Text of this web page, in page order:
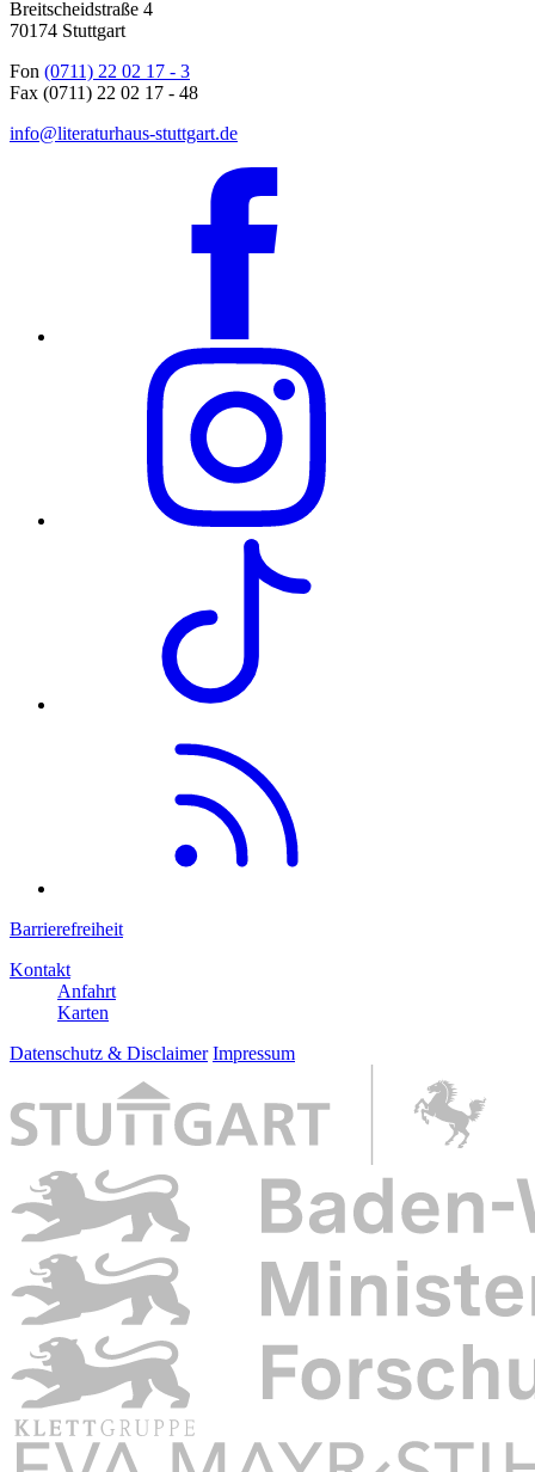
Breitscheidstraße 4
70174 Stuttgart
Fon (0711) 22 02 17 - 3
Fax (0711) 22 02 17 - 48
info@literaturhaus-stuttgart.de
Barrierefreiheit
Kontakt
Anfahrt
Karten
Datenschutz & Disclaimer Impressum